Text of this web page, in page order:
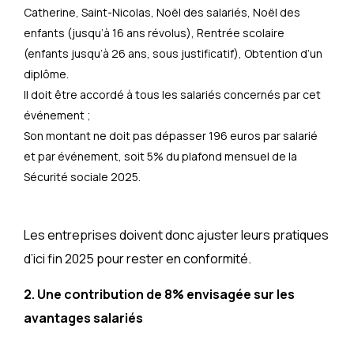
Catherine, Saint-Nicolas, Noël des salariés, Noël des
enfants (jusqu’à 16 ans révolus), Rentrée scolaire
(enfants jusqu’à 26 ans, sous justificatif), Obtention d’un
diplôme.
Il doit être accordé à tous les salariés concernés par cet
événement ;
Son montant ne doit pas dépasser 196 euros par salarié
et par événement, soit 5% du plafond mensuel de la
Sécurité sociale 2025.
Les entreprises doivent donc ajuster leurs pratiques
d’ici fin 2025 pour rester en conformité.
2. Une contribution de 8% envisagée sur les
avantages salariés